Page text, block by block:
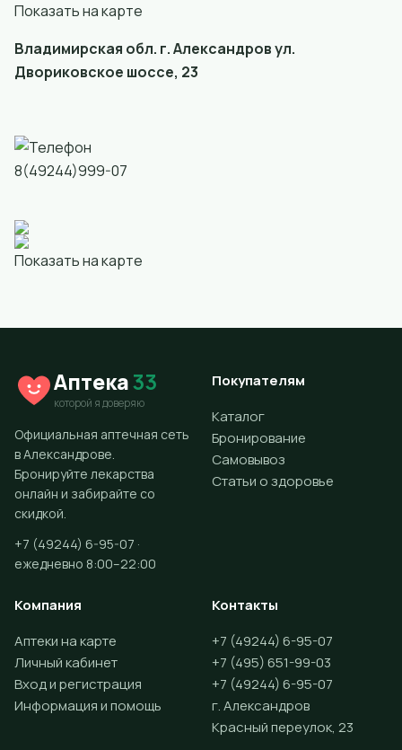
Показать на карте
Владимирская обл. г. Александров ул.
Двориковское шоссе, 23
8(49244)999-07
Показать на карте
Аптека33
которой я доверяю
Официальная аптечная сеть
в Александрове.
Бронируйте лекарства
онлайн и забирайте со
скидкой.
+7 (49244) 6-95-07 ·
ежедневно 8:00–22:00
Покупателям
Каталог
Бронирование
Самовывоз
Статьи о здоровье
Компания
Аптеки на карте
Личный кабинет
Вход и регистрация
Информация и помощь
Контакты
+7 (49244) 6-95-07
+7 (495) 651-99-03
+7 (49244) 6-95-07
г. Александров
Красный переулок, 23